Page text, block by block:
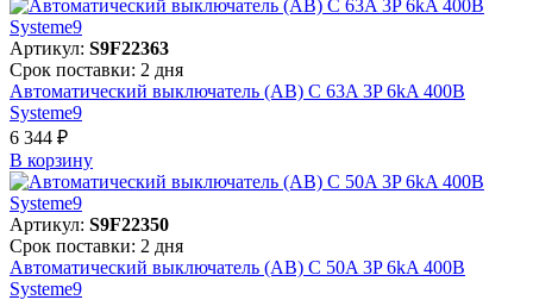
Артикул: S9F22363
Срок поставки: 2 дня
Автоматический выключатель (АВ) C 63A 3P 6kA 400В
Systeme9
6 344 ₽
В корзинy
Артикул: S9F22350
Срок поставки: 2 дня
Автоматический выключатель (АВ) C 50A 3P 6kA 400В
Systeme9